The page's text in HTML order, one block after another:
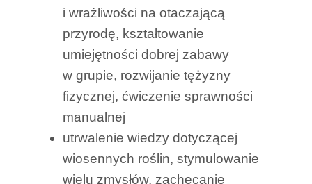
i wrażliwości na otaczającą
przyrodę, kształtowanie
umiejętności dobrej zabawy
w grupie, rozwijanie tężyzny
fizycznej, ćwiczenie sprawności
manualnej
utrwalenie wiedzy dotyczącej
wiosennych roślin, stymulowanie
wielu zmysłów, zachęcanie